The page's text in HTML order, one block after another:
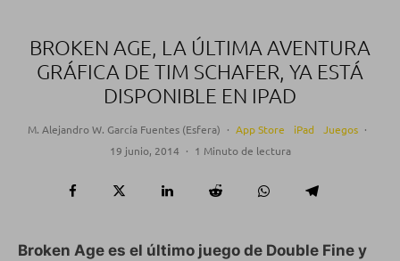
BROKEN AGE, LA ÚLTIMA AVENTURA
GRÁFICA DE TIM SCHAFER, YA ESTÁ
DISPONIBLE EN IPAD
M. Alejandro W. García Fuentes (Esfera) · App Store iPad Juegos ·
19 junio, 2014 · 1 Minuto de lectura
Broken Age es el último juego de Double Fine y